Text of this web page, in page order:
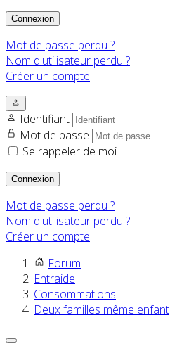
Connexion
Mot de passe perdu ?
Nom d'utilisateur perdu ?
Créer un compte
Identifiant
Mot de passe
Se rappeler de moi
Connexion
Mot de passe perdu ?
Nom d'utilisateur perdu ?
Créer un compte
Forum
Entraide
Consommations
Deux familles même enfant